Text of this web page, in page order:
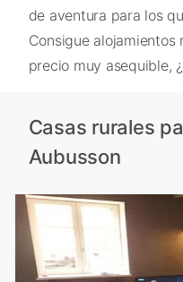
de aventura para los
Consigue alojamientos
precio muy asequible,
Casas rurales
Aubusson